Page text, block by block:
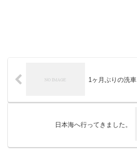
1ヶ月ぶりの洗車
日本海へ行ってきました。